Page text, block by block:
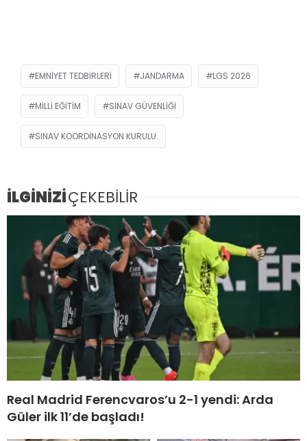
EMNIYET TEDBIRLERI JANDARMA LGS 2026
MILLI EĞITIM SINAV GÜVENLIĞI
SINAV KOORDINASYON KURULU.
İLGİNİZİÇEKEBİLİR
Real Madrid Ferencvaros’u 2-1 yendi: Arda
Güler ilk 11’de başladı!